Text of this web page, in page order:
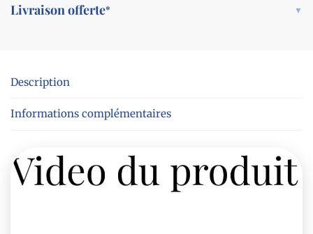
Livraison offerte*
Description
Informations complémentaires